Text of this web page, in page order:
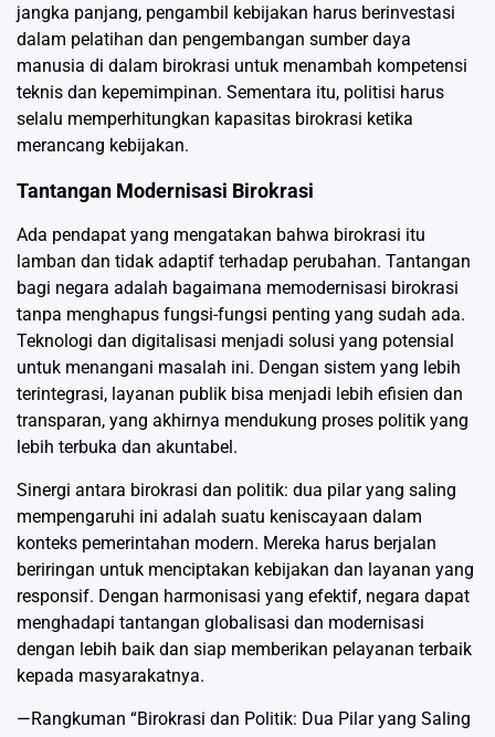
jangka panjang, pengambil kebijakan harus berinvestasi
dalam pelatihan dan pengembangan sumber daya
manusia di dalam birokrasi untuk menambah kompetensi
teknis dan kepemimpinan. Sementara itu, politisi harus
selalu memperhitungkan kapasitas birokrasi ketika
merancang kebijakan.
Tantangan Modernisasi Birokrasi
Ada pendapat yang mengatakan bahwa birokrasi itu
lamban dan tidak adaptif terhadap perubahan. Tantangan
bagi negara adalah bagaimana memodernisasi birokrasi
tanpa menghapus fungsi-fungsi penting yang sudah ada.
Teknologi dan digitalisasi menjadi solusi yang potensial
untuk menangani masalah ini. Dengan sistem yang lebih
terintegrasi, layanan publik bisa menjadi lebih efisien dan
transparan, yang akhirnya mendukung proses politik yang
lebih terbuka dan akuntabel.
Sinergi antara birokrasi dan politik: dua pilar yang saling
mempengaruhi ini adalah suatu keniscayaan dalam
konteks pemerintahan modern. Mereka harus berjalan
beriringan untuk menciptakan kebijakan dan layanan yang
responsif. Dengan harmonisasi yang efektif, negara dapat
menghadapi tantangan globalisasi dan modernisasi
dengan lebih baik dan siap memberikan pelayanan terbaik
kepada masyarakatnya.
—Rangkuman “Birokrasi dan Politik: Dua Pilar yang Saling